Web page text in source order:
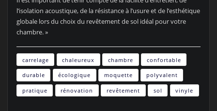
l’isolation acoustique, de la résistance à l’usure et de l’esthétique
globale lors du choix du revêtement de sol idéal pour votre
chambre. »
carrelage chaleureux chambre confortable
durable écologique moquette polyvalent
pratique rénovation revêtement sol vinyle